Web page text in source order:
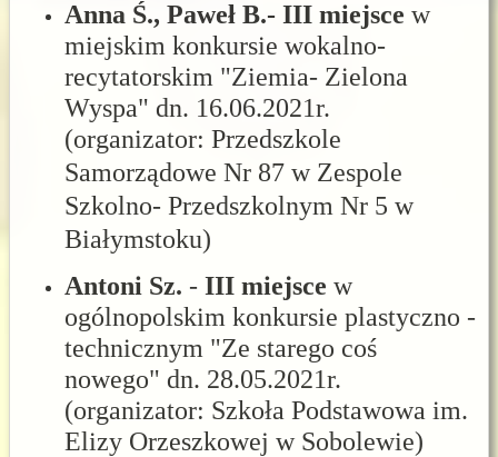
Anna Ś., Paweł B.- III miejsce w
miejskim konkursie wokalno-
recytatorskim "Ziemia- Zielona
Wyspa" dn. 16.06.2021r.
(organizator: Przedszkole
Samorządowe Nr 87 w Zespole
Szkolno- Przedszkolnym Nr 5 w
Białymstoku)
Antoni Sz. - III miejsce w
ogólnopolskim konkursie plastyczno -
technicznym "Ze starego coś
nowego" dn. 28.05.2021r.
(organizator: Szkoła Podstawowa im.
Elizy Orzeszkowej w Sobolewie)